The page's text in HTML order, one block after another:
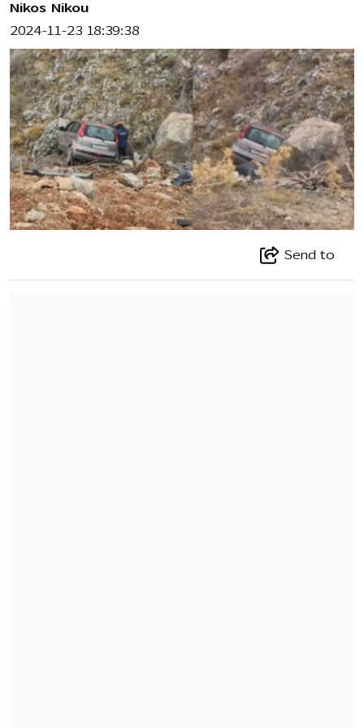
Nikos Nikou
2024-11-23 18:39:38
Send to